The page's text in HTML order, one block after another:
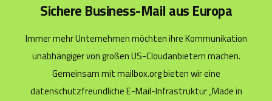
Sichere Business-Mail aus Europa
Immer mehr Unternehmen möchten ihre Kommunikation
unabhängiger von großen US-Cloudanbietern machen.
Gemeinsam mit mailbox.org bieten wir eine
datenschutzfreundliche E-Mail-Infrastruktur „Made in